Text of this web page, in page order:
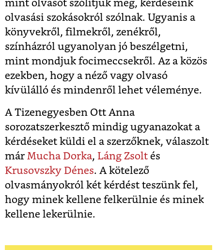
mint olvasót szólítjuk meg, kérdéseink
olvasási szokásokról szólnak. Ugyanis a
könyvekről, filmekről, zenékről,
színházról ugyanolyan jó beszélgetni,
mint mondjuk focimeccsekről. Az a közös
ezekben, hogy a néző vagy olvasó
kívülálló és mindenről lehet véleménye.
A Tizenegyesben Ott Anna
sorozatszerkesztő mindig ugyanazokat a
kérdéseket küldi el a szerzőknek, válaszolt
már Mucha Dorka, Láng Zsolt és
Krusovszky Dénes. A kötelező
olvasmányokról két kérdést teszünk fel,
hogy minek kellene felkerülnie és minek
kellene lekerülnie.